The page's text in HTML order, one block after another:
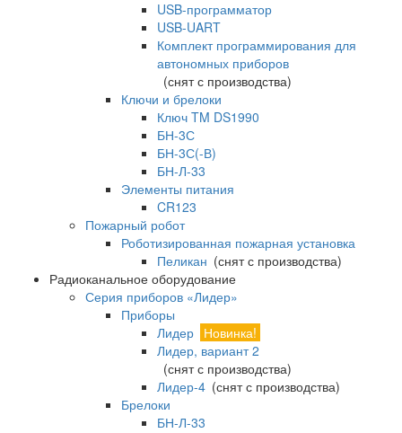
USB-программатор
USB-UART
Комплект программирования для
автономных приборов
(снят с производства)
Ключи и брелоки
Ключ TM DS1990
БН-3С
БН-3С(-В)
БН-Л-33
Элементы питания
CR123
Пожарный робот
Роботизированная пожарная установка
Пеликан (снят с производства)
Радиоканальное оборудование
Серия приборов «Лидер»
Приборы
Лидер Новинка!
Лидер, вариант 2
(снят с производства)
Лидер-4 (снят с производства)
Брелоки
БН-Л-33